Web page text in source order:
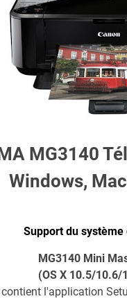
MG3140
Windows,
Support du
MG3140 Mini
(OS X 10.5/10.6/
contient l'application